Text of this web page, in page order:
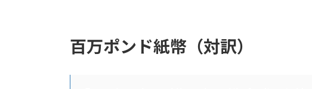
百万ポンド紙幣（対訳）